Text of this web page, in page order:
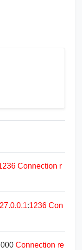
Connection r
:1236 Con
Connection re